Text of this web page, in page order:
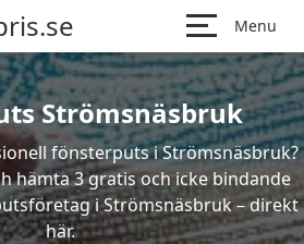
Menu
Strömsnäsbruk
fönsterputs i Strömsnäsbruk?
hämta 3 gratis och icke bindande
i Strömsnäsbruk – direkt
här.